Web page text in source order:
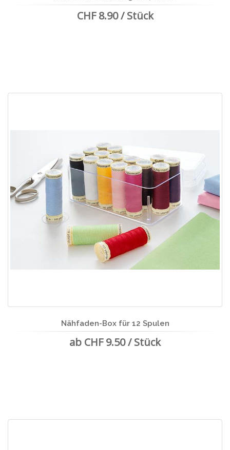
CHF 8.90 / Stück
Nähfaden-Box für 12 Spulen
ab CHF 9.50 / Stück